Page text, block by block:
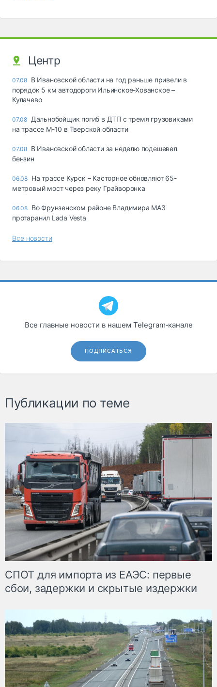
Центр
07.08 В Ивановской области на год раньше привели в
порядок 5 км автодороги Ильинское-Хованское –
Кулачево
07.08 Дальнобойщик погиб в ДТП с тремя грузовиками
на трассе М-10 в Тверской области
07.08 В Ивановской области за неделю подешевел
бензин
06.08 На трассе Курск – Касторное обновляют 65-
метровый мост через реку Грайворонка
06.08 Во Фрунзенском районе Владимира МАЗ
протаранил Lada Vesta
Все новости
Все главные новости в нашем Telegram‑канале
ПОДПИСАТЬСЯ
Публикации по теме
СПОТ для импорта из ЕАЭС: первые
сбои, задержки и скрытые издержки